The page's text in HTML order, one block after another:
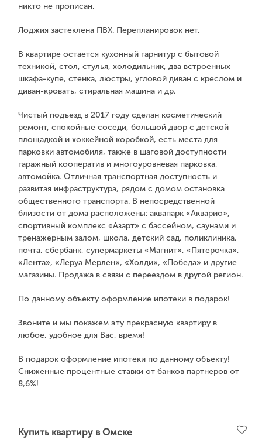
никто не прописан.
Лоджия застеклена ПВХ. Перепланировок нет.
В квартире остается кухонный гарнитур с бытовой
техникой, стол, стулья, холодильник, два встроенных
шкафа-купе, стенка, люстры, угловой диван с креслом и
диван-кровать, стиральная машина и др.
Чистый подъезд в 2017 году сделан косметический
ремонт, спокойные соседи, большой двор с детской
площадкой и хоккейной коробкой, есть места для
парковки автомобиля, также в шаговой доступности
гаражный кооператив и многоуровневая парковка,
автомойка. Отличная транспортная доступность и
развитая инфраструктура, рядом с домом остановка
общественного транспорта. В непосредственной
близости от дома расположены: аквапарк «Акварио»,
спортивный комплекс «Азарт» с бассейном, саунами и
тренажерным залом, школа, детский сад, поликлиника,
почта, сбербанк, супермаркеты «Магнит», «Пятерочка»,
«Лента», «Леруа Мерлен», «Холди», «Победа» и другие
магазины. Продажа в связи с переездом в другой регион.
По данному объекту оформление ипотеки в подарок!
Звоните и мы покажем эту прекрасную квартиру в
любое, удобное для Вас, время!
В подарок оформление ипотеки по данному объекту!
Сниженные процентные ставки от банков партнеров от
8,6%!
Купить квартиру в Омске